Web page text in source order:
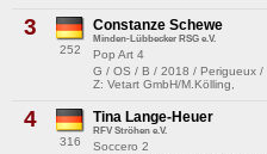
3
252
Constanze Schewe
Minden-Lübbecker RSG e.V.
Pop Art 4
G / OS / B / 2018 / Perigueux
Z: Vetart GmbH/M.Kölling,
4
316
Tina Lange-Heuer
RFV Ströhen e.V.
Soccero 2